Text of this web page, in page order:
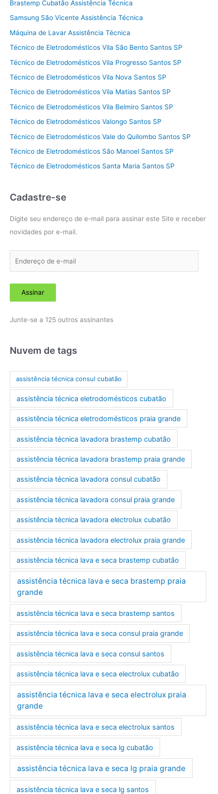
Brastemp Cubatão Assistência Técnica
Samsung São Vicente Assistência Técnica
Máquina de Lavar Assistência Técnica
Técnico de Eletrodomésticos Vila São Bento Santos SP
Técnico de Eletrodomésticos Vila Progresso Santos SP
Técnico de Eletrodomésticos Vila Nova Santos SP
Técnico de Eletrodomésticos Vila Matias Santos SP
Técnico de Eletrodomésticos Vila Belmiro Santos SP
Técnico de Eletrodomésticos Valongo Santos SP
Técnico de Eletrodomésticos Vale do Quilombo Santos SP
Técnico de Eletrodomésticos São Manoel Santos SP
Técnico de Eletrodomésticos Santa Maria Santos SP
Cadastre-se
Digite seu endereço de e-mail para assinar este Site e receber
novidades por e-mail.
d
e
o
e
a
Assinar
Junte-se a 125 outros assinantes
Nuvem de tags
assistência técnica consul cubatão
assistência técnica eletrodomésticos cubatão
assistência técnica eletrodomésticos praia grande
assistência técnica lavadora brastemp cubatão
assistência técnica lavadora brastemp praia grande
assistência técnica lavadora consul cubatão
assistência técnica lavadora consul praia grande
assistência técnica lavadora electrolux cubatão
assistência técnica lavadora electrolux praia grande
assistência técnica lava e seca brastemp cubatão
assistência técnica lava e seca brastemp praia
grande
assistência técnica lava e seca brastemp santos
assistência técnica lava e seca consul praia grande
assistência técnica lava e seca consul santos
assistência técnica lava e seca electrolux cubatão
assistência técnica lava e seca electrolux praia
grande
assistência técnica lava e seca electrolux santos
assistência técnica lava e seca lg cubatão
assistência técnica lava e seca lg praia grande
assistência técnica lava e seca lg santos